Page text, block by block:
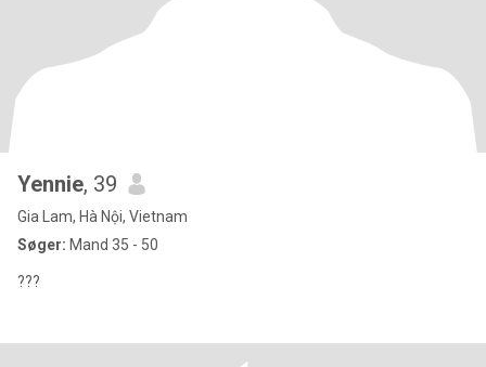
Yennie, 39
Gia Lam, Hà Nội, Vietnam
Søger: Mand 35 - 50
???